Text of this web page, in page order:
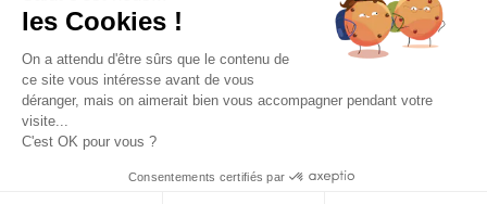
© Les Archers de Gémenos 2026. Tous droits réservés.
les Cookies !
On a attendu d'être sûrs que le contenu de
ce site vous intéresse avant de vous
déranger, mais on aimerait bien vous accompagner pendant votre
visite...
C'est OK pour vous ?
Consentements certifiés par